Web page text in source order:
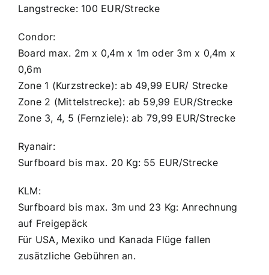
Langstrecke: 100 EUR/Strecke
Condor:
Board max. 2m x 0,4m x 1m oder 3m x 0,4m x
0,6m
Zone 1 (Kurzstrecke): ab 49,99 EUR/ Strecke
Zone 2 (Mittelstrecke): ab 59,99 EUR/Strecke
Zone 3, 4, 5 (Fernziele): ab 79,99 EUR/Strecke
Ryanair:
Surfboard bis max. 20 Kg: 55 EUR/Strecke
KLM:
Surfboard bis max. 3m und 23 Kg: Anrechnung
auf Freigepäck
Für USA, Mexiko und Kanada Flüge fallen
zusätzliche Gebühren an.